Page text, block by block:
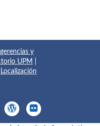
y
UPM
Localización